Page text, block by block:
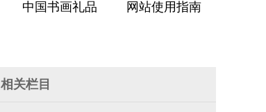
中国书画礼品 网站使用指南
相关栏目